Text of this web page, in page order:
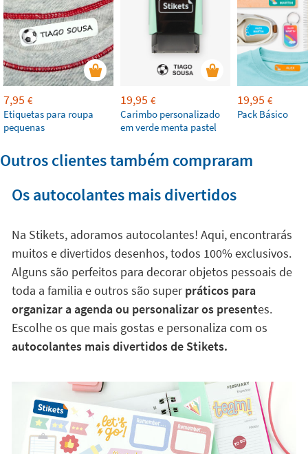
7,95 €
Etiquetas para roupa
pequenas
19,95 €
Carimbo personalizado
em verde menta pastel
19,95 €
Pack Básico
Outros clientes também compraram
Os autocolantes mais divertidos
Na Stikets, adoramos autocolantes! Aqui, encontrarás
muitos e divertidos desenhos, todos 100% exclusivos.
Alguns são perfeitos para decorar objetos pessoais de
toda a familia e outros são superpráticos para
organizar a agenda ou personalizar os presentes.
Escolhe os que mais gostas e personaliza com os
autocolantes mais divertidos de Stikets.